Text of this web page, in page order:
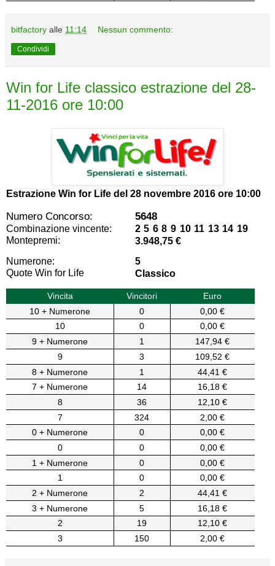
bitfactory alle 11:14 Nessun commento:
Condividi
Win for Life classico estrazione del 28-
11-2016 ore 10:00
Estrazione Win for Life del 28 novembre 2016 ore 10:00
Numero Concorso: 5648
Combinazione vincente:
2 5 6 8 9 10 11 13 14 19
Montepremi:
3.948,75 €
Numerone:
5
Quote Win for Life
Classico
Vincita Vincitori
Euro
10 + Numerone
0
0,00 €
10
0
0,00 €
9 + Numerone
1
147,94 €
9
3
109,52 €
8 + Numerone
1
44,41 €
7 + Numerone
14
16,18 €
8
36
12,10 €
7
324
2,00 €
0 + Numerone
0
0,00 €
0
0
0,00 €
1 + Numerone
0
0,00 €
1
0
0,00 €
2 + Numerone
2
44,41 €
3 + Numerone
5
16,18 €
2
19
12,10 €
3
150 2,00 €